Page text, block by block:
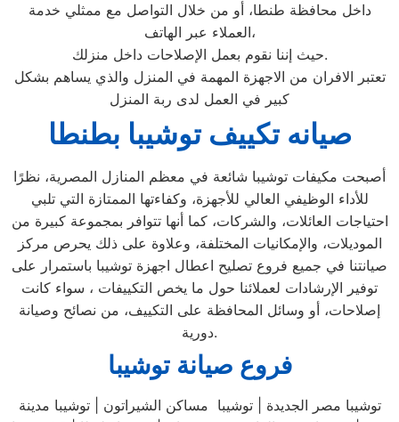
داخل محافظة طنطا، أو من خلال التواصل مع ممثلي خدمة
العملاء عبر الهاتف،
حيث إننا نقوم بعمل الإصلاحات داخل منزلك.
تعتبر الافران من الاجهزة المهمة في المنزل والذي يساهم بشكل
كبير في العمل لدى ربة المنزل
صيانه تكييف توشيبا بطنطا
أصبحت مكيفات توشيبا شائعة في معظم المنازل المصرية، نظرًا
للأداء الوظيفي العالي للأجهزة، وكفاءتها الممتازة التي تلبي
احتياجات العائلات، والشركات، كما أنها تتوافر بمجموعة كبيرة من
الموديلات، والإمكانيات المختلفة، وعلاوة على ذلك يحرص مركز
صيانتنا في جميع فروع تصليح اعطال اجهزة توشيبا باستمرار على
توفير الإرشادات لعملائنا حول ما يخص التكييفات ، سواء كانت
إصلاحات، أو وسائل المحافظة على التكييف، من نصائح وصيانة
دورية.
فروع صيانة توشيبا
توشيبا مصر الجديدة | توشيبا مساكن الشيراتون | توشيبا مدينة